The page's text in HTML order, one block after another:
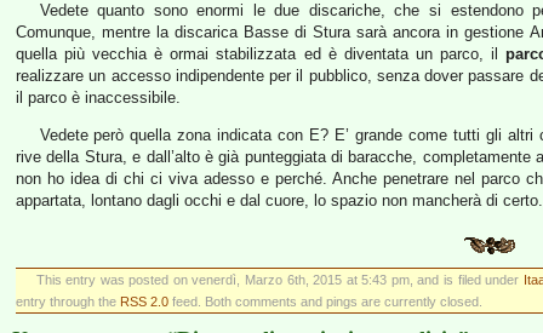
Vedete quanto sono enormi le due discariche, che si estendono
Comunque, mentre la discarica Basse di Stura sarà ancora in gestione
quella più vecchia è ormai stabilizzata ed è diventata un parco, il
realizzare un accesso indipendente per il pubblico, senza dover passare
il parco è inaccessibile.
Vedete però quella zona indicata con E? E’ grande come tutti gli
rive della Stura, e dall’alto è già punteggiata di baracche,
non ho idea di chi ci viva adesso e perché. Anche penetrare nel parco
appartata, lontano dagli occhi e dal cuore, lo spazio non mancherà di certo.
This entry was posted on venerdì, Marzo 6th, 2015 at 5:43 pm, and is filed under
entry through the RSS 2.0 feed. Both comments and pings are currently closed.